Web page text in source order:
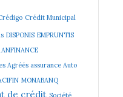
Crédit Municipal
DISPONIS EMPRUNTIS
Agréés assurance Auto
MONABANQ
de crédit Société